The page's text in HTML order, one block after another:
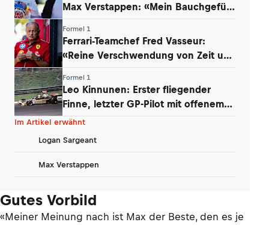
Max Verstappen: «Mein Bauchgefühl
Formel 1
Ferrari-Teamchef Fred Vasseur:
«Reine Verschwendung von Zeit und
Formel 1
Leo Kinnunen: Erster fliegender
Finne, letzter GP-Pilot mit offenem
Helm
Im Artikel erwähnt
Logan Sargeant
Max Verstappen
Gutes Vorbild
«Meiner Meinung nach ist Max der Beste, den es je